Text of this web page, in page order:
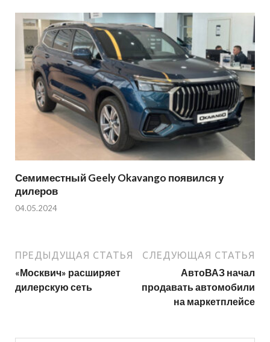
Семиместный Geely Okavango появился у
дилеров
04.05.2024
ПРЕДЫДУЩАЯ СТАТЬЯ
«Москвич» расширяет
дилерскую сеть
СЛЕДУЮЩАЯ СТАТЬЯ
АвтоВАЗ начал
продавать автомобили
на маркетплейсе